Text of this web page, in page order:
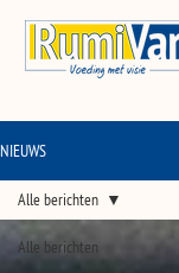
NIEUWS
Alle berichten
Alle berichten